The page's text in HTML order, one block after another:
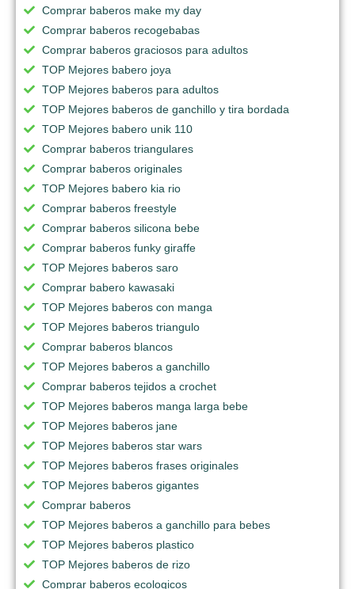
Comprar baberos make my day
Comprar baberos recogebabas
Comprar baberos graciosos para adultos
TOP Mejores babero joya
TOP Mejores baberos para adultos
TOP Mejores baberos de ganchillo y tira bordada
TOP Mejores babero unik 110
Comprar baberos triangulares
Comprar baberos originales
TOP Mejores babero kia rio
Comprar baberos freestyle
Comprar baberos silicona bebe
Comprar baberos funky giraffe
TOP Mejores baberos saro
Comprar babero kawasaki
TOP Mejores baberos con manga
TOP Mejores baberos triangulo
Comprar baberos blancos
TOP Mejores baberos a ganchillo
Comprar baberos tejidos a crochet
TOP Mejores baberos manga larga bebe
TOP Mejores baberos jane
TOP Mejores baberos star wars
TOP Mejores baberos frases originales
TOP Mejores baberos gigantes
Comprar baberos
TOP Mejores baberos a ganchillo para bebes
TOP Mejores baberos plastico
TOP Mejores baberos de rizo
Comprar baberos ecologicos